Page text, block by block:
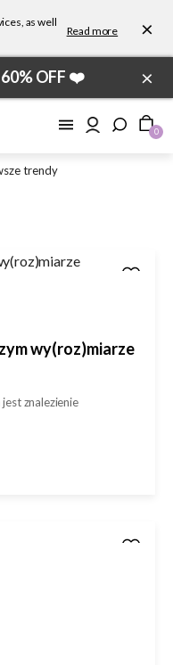
as well
Read more ×
OFF ❤️ ×
0
trendy
wy(roz)miarze
znalezienie